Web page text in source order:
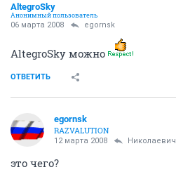
AltegroSky
Анонимный пользователь
06 марта 2008 egornsk
AltegroSky можно
ОТВЕТИТЬ
egornsk
RAZVALUTION
12 марта 2008 Николаевич
это чего?